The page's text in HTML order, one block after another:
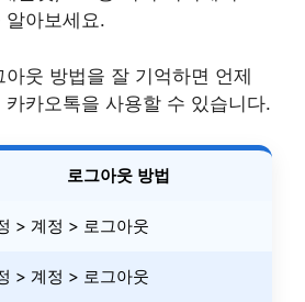
알아보세요.
웃 방법을 잘 기억하면 언제
카오톡을 사용할 수 있습니다.
로그아웃 방법
> 계정 > 로그아웃
> 계정 > 로그아웃